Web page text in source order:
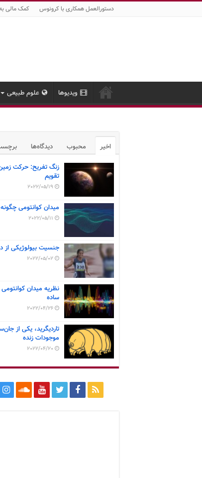
دستورالعمل همکاری با کرونوس کمک مالی
ویدیوها علوم طبیعی
اخیر محبوب دیدگاه‌ها
زنگ تفریح: حرکت
تقویم
2022/05/19
میدان کوانتومی
2022/05/11
جنسیت بیولوژیکی از
2022/05/02
نظریه میدان کوانتومی
ساده
2022/04/26
تاردیگرید، یکی از
موجودات زنده
2022/04/20